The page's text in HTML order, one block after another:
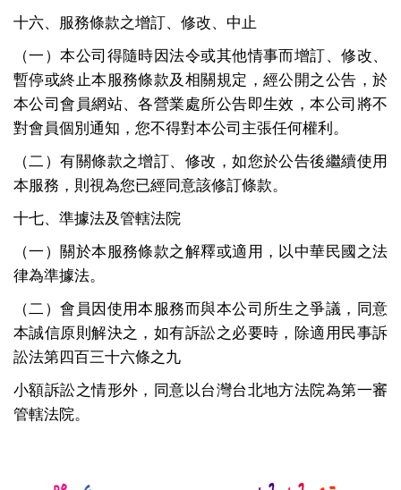
十六、服務條款之增訂、修改、中止
（一）本公司得隨時因法令或其他情事而增訂、修改、
暫停或終止本服務條款及相關規定，經公開之公告，於
本公司會員網站、各營業處所公告即生效，本公司將不
對會員個別通知，您不得對本公司主張任何權利。
（二）有關條款之增訂、修改，如您於公告後繼續使用
本服務，則視為您已經同意該修訂條款。
十七、準據法及管轄法院
（一）關於本服務條款之解釋或適用，以中華民國之法
律為準據法。
（二）會員因使用本服務而與本公司所生之爭議，同意
本誠信原則解決之，如有訴訟之必要時，除適用民事訴
訟法第四百三十六條之九
小額訴訟之情形外，同意以台灣台北地方法院為第一審
管轄法院。